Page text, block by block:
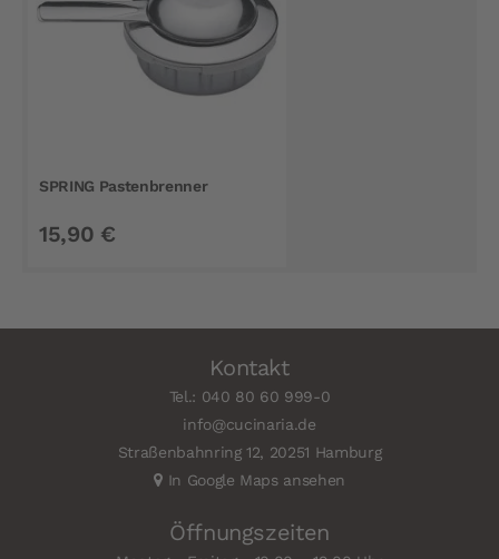
SPRING Pastenbrenner
15,90 €
Kontakt
Tel.: 040 80 60 999-0
info@cucinaria.de
Straßenbahnring 12, 20251 Hamburg
In Google Maps ansehen
Öffnungszeiten